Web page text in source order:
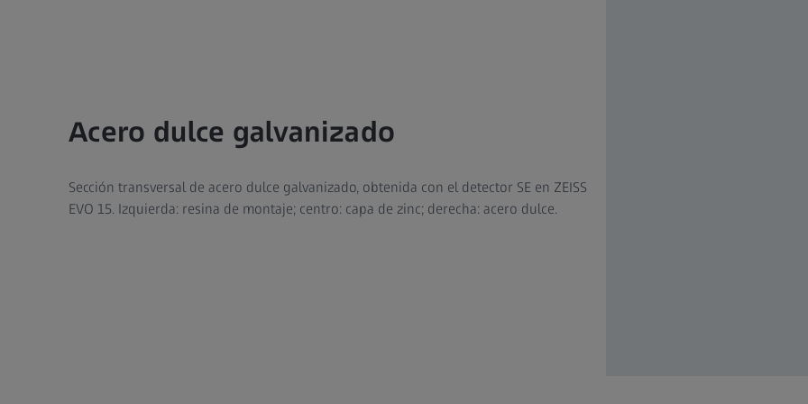
Acero dulce galvanizado
Sección transversal de acero dulce galvanizado, obtenida con el detector SE en ZEISS
EVO 15. Izquierda: resina de montaje; centro: capa de zinc; derecha: acero dulce.